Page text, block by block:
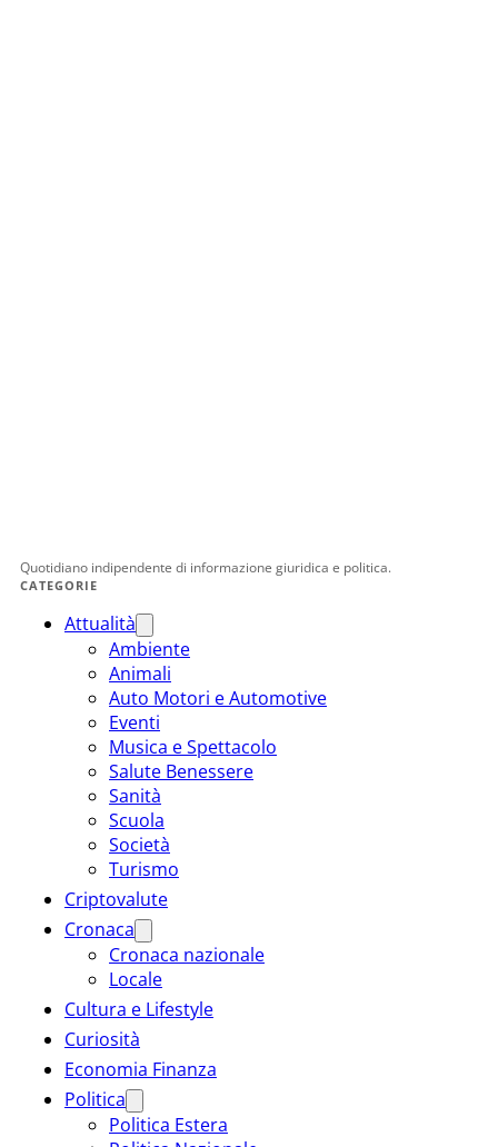
Quotidiano indipendente di informazione giuridica e politica.
CATEGORIE
Attualità
Ambiente
Animali
Auto Motori e Automotive
Eventi
Musica e Spettacolo
Salute Benessere
Sanità
Scuola
Società
Turismo
Criptovalute
Cronaca
Cronaca nazionale
Locale
Cultura e Lifestyle
Curiosità
Economia Finanza
Politica
Politica Estera